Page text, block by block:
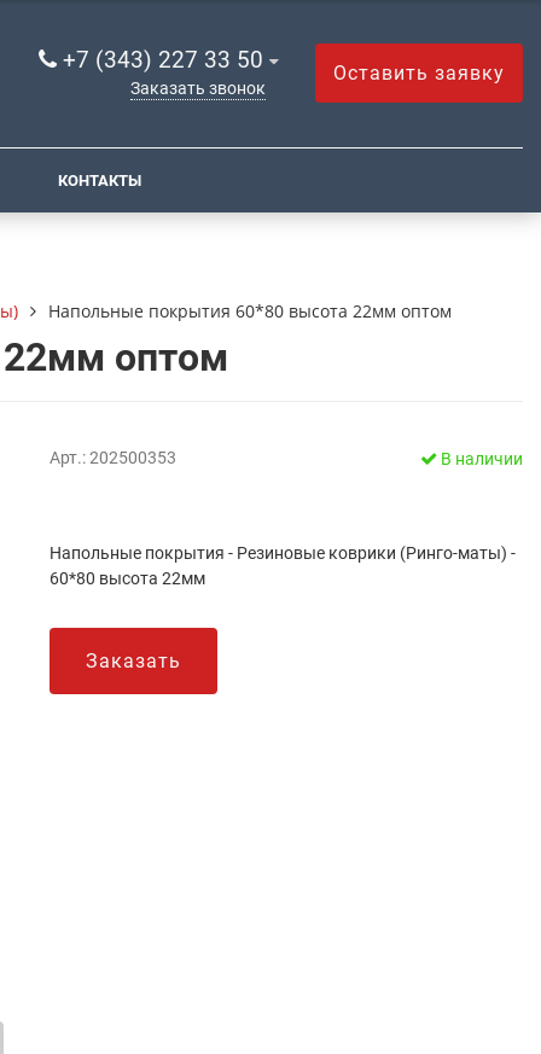
+7 (343) 227 33 50
Заказать звонок
Оставить заявку
КОНТАКТЫ
Напольные покрытия 60*80 высота 22мм оптом
оптом
Арт.: 202500353 В наличии
Напольные покрытия - Резиновые коврики (Ринго-маты) -
60*80 высота 22мм
Заказать